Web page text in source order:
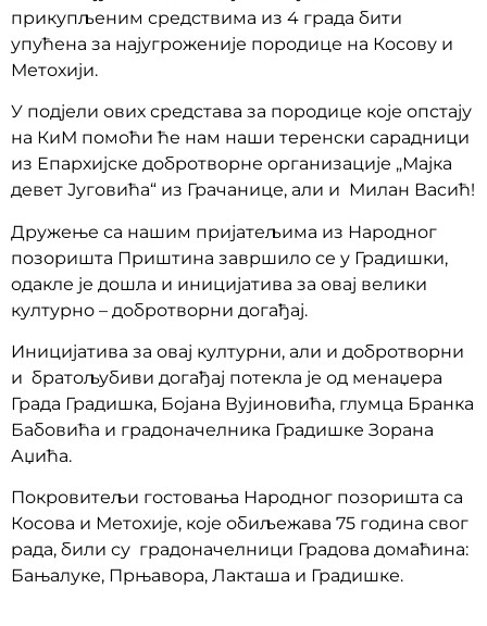
прикупљеним средствима из 4 града бити
упућена за најугроженије породице на Косову и
Метохији.
У подјели ових средстава за породице које опстају
на КиМ помоћи ће нам наши теренски сарадници
из Епархијске добротворне организације „Мајка
девет Југовића“ из Грачанице, али и Милан Васић!
Дружење са нашим пријатељима из Народног
позоришта Приштина завршило се у Градишки,
одакле је дошла и иницијатива за овај велики
културно – добротворни догађај.
Иницијатива за овај културни, али и добротворни
и братољубиви догађај потекла је од менаџера
Града Градишка, Бојана Вујиновића, глумца Бранка
Бабовића и градоначелника Градишке Зорана
Аџића.
Покровитељи гостовања Народног позоришта са
Косова и Метохије, које обиљежава 75 година свог
рада, били су градоначелници Градова домаћина:
Бањалуке, Прњавора, Лакташа и Градишке.